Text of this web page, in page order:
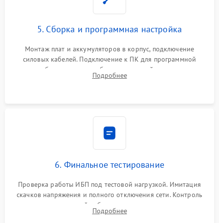
5. Сборка и программная настройка
Монтаж плат и аккумуляторов в корпус, подключение
силовых кабелей. Подключение к ПК для программной
калибровки констант батареи, настройки порогов
срабатывания AVR и сброса счетчиков старения АКБ.
Подробнее
6. Финальное тестирование
Проверка работы ИБП под тестовой нагрузкой. Имитация
скачков напряжения и полного отключения сети. Контроль
времени автономной работы, температурного режима и
корректности формы выходного сигнала.
Подробнее